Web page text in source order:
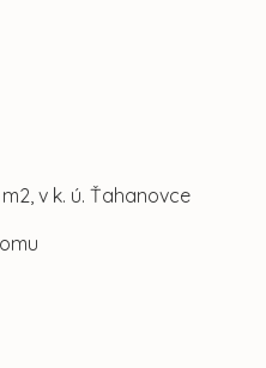
v k. ú. Ťahanovce